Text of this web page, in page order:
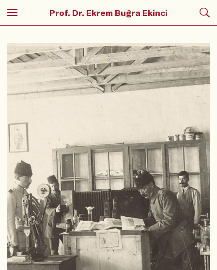
Prof. Dr. Ekrem Buğra Ekinci